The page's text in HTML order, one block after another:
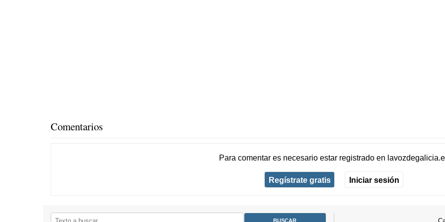
Comentarios
Para comentar es necesario estar registradoen
Regístrate gratis Iniciar sesión